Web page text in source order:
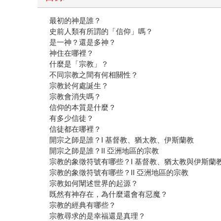
最初的神是誰？
史前人類有所謂的「信仰」嗎？
是一神？還是多神？
神住在哪裡？
什麼是「宗教」？
不同宗教之間有何相關性？
宗教於何處誕生？
宗教會消失嗎？
信仰的本質是什麼？
有多少信徒？
信徒都在哪裡？
開宗之師是誰？I 基督教、猶太教、伊斯蘭教
開宗之師是誰？II 亞洲地區的宗教
宗教的象徵符號有哪些？I 基督教、猶太教與伊斯蘭
宗教的象徵符號有哪些？II 亞洲地區的宗教
宗教如何闡述世界的起源？
既然有神存在，為什麼還會有惡魔？
宗教的經典有哪些？
宗教尋求的是幸福還是真理？